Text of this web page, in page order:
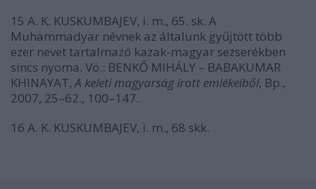
15 A. K. KUSKUMBAJEV, i. m., 65. sk. A
Muhammadyar névnek az általunk gyűjtött több
ezer nevet tartalmazó kazak-magyar sezserékben
sincs nyoma. Vö.: BENKŐ MIHÁLY – BABAKUMAR
KHINAYAT, A keleti magyarság írott emlékeiből, Bp.,
2007, 25–62., 100–147.
16 A. K. KUSKUMBAJEV, i. m., 68 skk.